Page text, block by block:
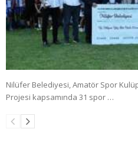
Nilüfer Belediyesi, Amatör Spor
Projesi kapsamında 31 spor …